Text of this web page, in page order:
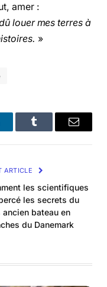
amer :
louer mes terres à
»
Tumblr Email
ARTICLE
les scientifiques
les secrets du
ancien bateau en
du Danemark